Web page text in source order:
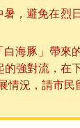
，避免在烈
海豚」帶來
強對流，在
情況，請市